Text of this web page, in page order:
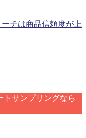
チは商品信頼度が上
トサンプリングなら